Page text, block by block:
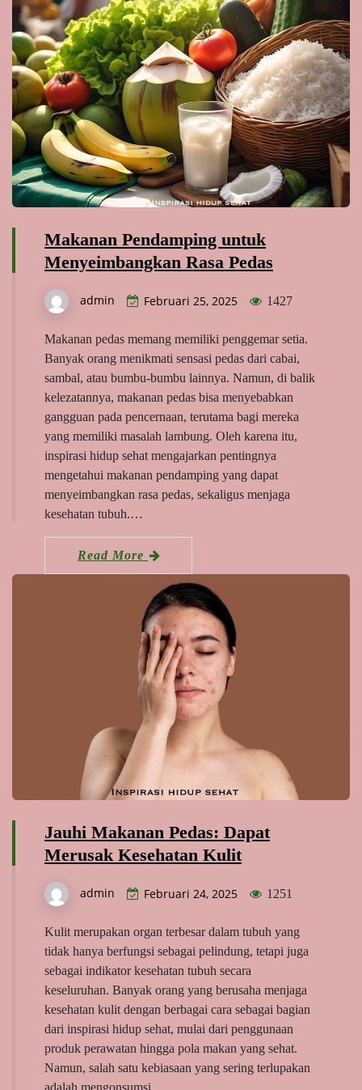
Makanan Pendamping untuk
Menyeimbangkan Rasa Pedas
admin Februari 25, 2025 1427
Makanan pedas memang memiliki penggemar setia.
Banyak orang menikmati sensasi pedas dari cabai,
sambal, atau bumbu-bumbu lainnya. Namun, di balik
kelezatannya, makanan pedas bisa menyebabkan
gangguan pada pencernaan, terutama bagi mereka
yang memiliki masalah lambung. Oleh karena itu,
inspirasi hidup sehat mengajarkan pentingnya
mengetahui makanan pendamping yang dapat
menyeimbangkan rasa pedas, sekaligus menjaga
kesehatan tubuh.…
Read More
Jauhi Makanan Pedas: Dapat
Merusak Kesehatan Kulit
admin Februari 24, 2025 1251
Kulit merupakan organ terbesar dalam tubuh yang
tidak hanya berfungsi sebagai pelindung, tetapi juga
sebagai indikator kesehatan tubuh secara
keseluruhan. Banyak orang yang berusaha menjaga
kesehatan kulit dengan berbagai cara sebagai bagian
dari inspirasi hidup sehat, mulai dari penggunaan
produk perawatan hingga pola makan yang sehat.
Namun, salah satu kebiasaan yang sering terlupakan
adalah mengonsumsi…